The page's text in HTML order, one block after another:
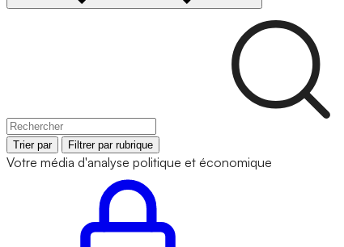
Trier par Filtrer par rubrique
Votre média d'analyse politique et économique